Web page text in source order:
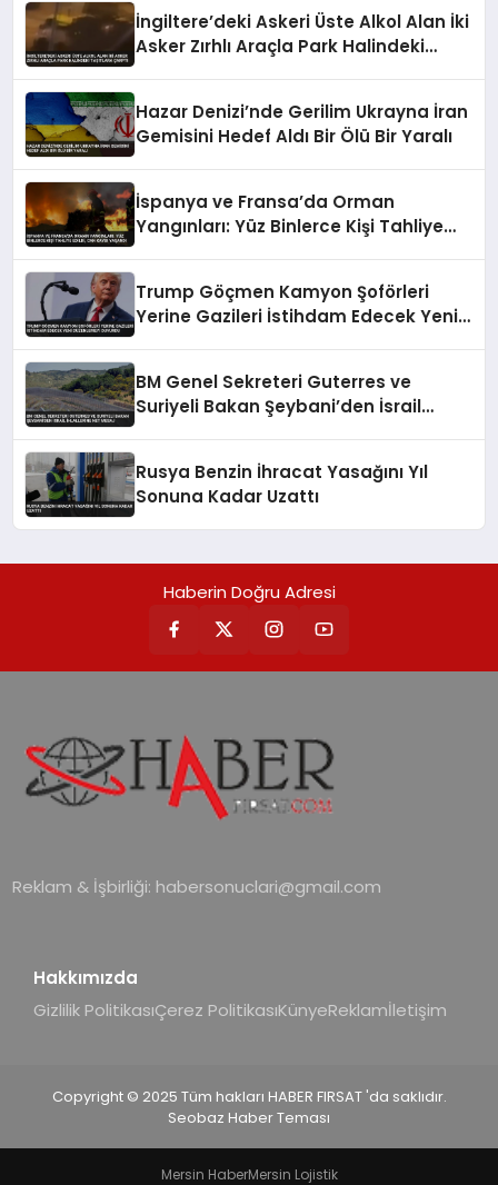
İngiltere’deki Askeri Üste Alkol Alan İki
Asker Zırhlı Araçla Park Halindeki
Hazar Denizi’nde Gerilim Ukrayna İran
Gemisini Hedef Aldı Bir Ölü Bir Yaralı
İspanya ve Fransa’da Orman
Yangınları: Yüz Binlerce Kişi Tahliye
Trump Göçmen Kamyon Şoförleri
Yerine Gazileri İstihdam Edecek Yeni
BM Genel Sekreteri Guterres ve
Suriyeli Bakan Şeybani’den İsrail
Rusya Benzin İhracat Yasağını Yıl
Sonuna Kadar Uzattı
Haberin Doğru Adresi
Reklam & İşbirliği: habersonuclari@gmail.com
Hakkımızda
Gizlilik PolitikasıÇerez PolitikasıKünyeReklamİletişim
Copyright © 2025 Tüm hakları HABER FIRSAT 'da saklıdır.
Seobaz Haber Teması
Mersin HaberMersin Lojistik